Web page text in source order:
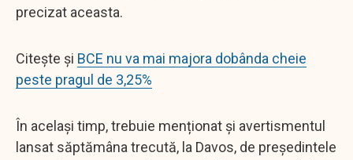
precizat aceasta.
Citește și BCE nu va mai majora dobânda cheie
peste pragul de 3,25%
În același timp, trebuie menționat și avertismentul
lansat săptămâna trecută, la Davos, de președintele